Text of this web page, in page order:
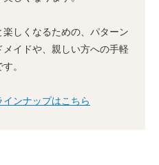
しくなるための、パターン
イドや、親しい方への手軽
。
ンナップはこちら